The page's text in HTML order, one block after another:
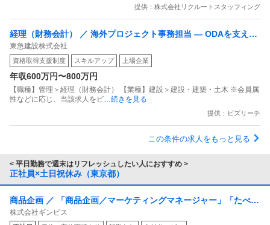
提供：株式会社リクルートスタッフィング
経理（財務会計） ／ 海外プロジェクト事務担当 ― ODAを支える
グローバルキャリア
東急建設株式会社
資格取得支援制度 スキルアップ 上場企業
年収600万円〜800万円
【職種】管理＞経理（財務会計） 【業種】建設＞建設・建築・土木 ※会員属
性などに応じ、当該求人をビ…続きを見る
提供：ビズリーチ
この条件の求人をもっと見る
< 平日勤務で週末はリフレッシュしたい人におすすめ >
正社員×土日祝休み（東京都）
商品企画 ／ 「商品企画／マーケティングマネージャー」「たべっ
子どうぶつ」でお馴染みのお菓子メーカー ギンビス「「しみチョ
株式会社ギンビス